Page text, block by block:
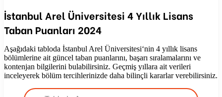
İstanbul Arel Üniversitesi 4 Yıllık Lisans
Taban Puanları 2024
Aşağıdaki tabloda İstanbul Arel Üniversitesi‘nin 4 yıllık lisans
bölümlerine ait güncel taban puanlarını, başarı sıralamalarını ve
kontenjan bilgilerini bulabilirsiniz. Geçmiş yıllara ait verileri
inceleyerek bölüm tercihlerinizde daha bilinçli kararlar verebilirsiniz.